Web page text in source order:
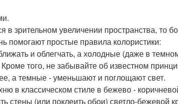
зрительном увеличении пространства, то
помогают простые правила колористики:
и облегчать, а холодные (даже в
того, не забывайте об известном
а темные - уменьшают и поглощают свет.
в классическом стиле в бежево -
(или поклеить обои) светло-бежевой